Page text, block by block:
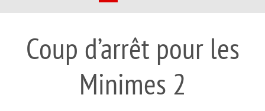
Coup d’arrêt pour les
Minimes 2